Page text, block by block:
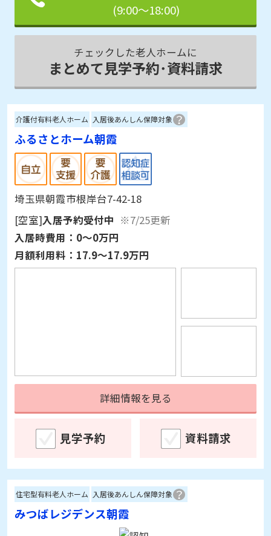
チェックした老人ホームに
まとめて見学予約･資料請求
介護付有料老人ホーム 入居後あんしん保障対象
ふるさとホーム朝霞
埼玉県朝霞市根岸台7-42-18
[空室]入居予約受付中 ※7/25更新
入居時費用： 0～0万円
月額利用料：17.9～17.9万円
見学予約
みつばレジデンス朝霞